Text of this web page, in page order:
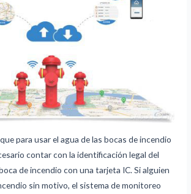
para usar el agua de las bocas de incendio
contar con la identificación legal del
de incendio con una tarjeta IC. Si alguien
sin motivo, el sistema de monitoreo